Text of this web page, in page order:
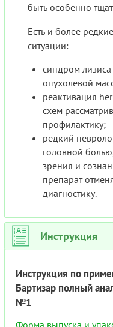
быть особенно
Есть и более
ситуации:
синдром
опухолевой
реактивация
схем
профилактику;
редкий
головной
зрения и
препарат
диагностику.
Инструкция
Инструкция по
Бартизар полный
№1
Форма выпуска и